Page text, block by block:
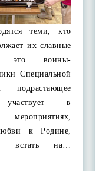
теми, кто
их славные
это воины-
Специальной
участвует в
к Родине,
встать на…